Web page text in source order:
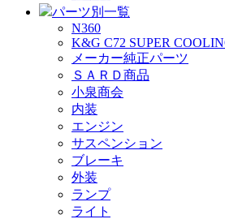
パーツ別一覧
N360
K&G C72 SUPER
メーカー純正パーツ
ＳＡＲＤ商品
小泉商会
内装
エンジン
サスペンション
ブレーキ
外装
ランプ
ライト